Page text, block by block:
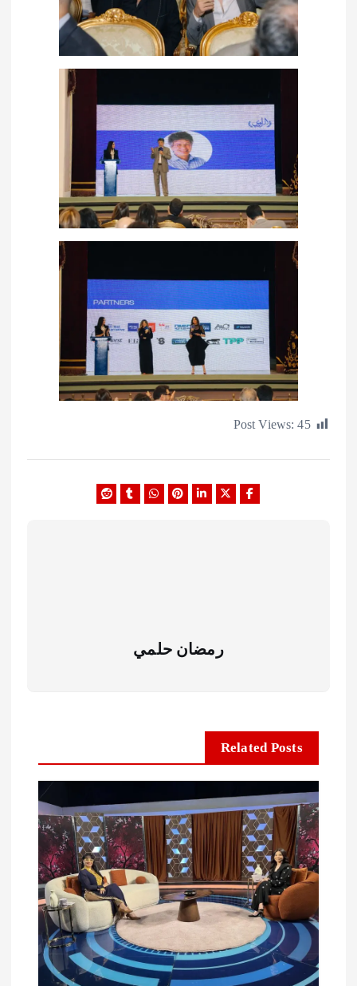
Post Views:
رمضان حلمي
Related Posts